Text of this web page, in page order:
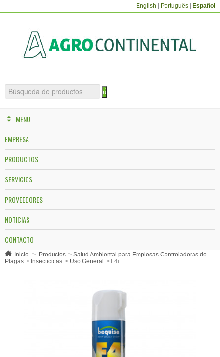
English Português Español
MENU
EMPRESA
PRODUCTOS
SERVICIOS
PROVEEDORES
NOTICIAS
CONTACTO
Inicio > Productos > Salud Ambiental para Emplesas Controladoras de
Plagas > Insecticidas > Uso General > F4i